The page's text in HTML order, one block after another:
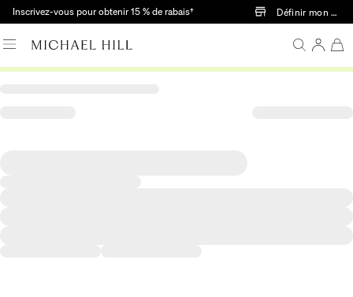
Passer au contenu principal
Inscrivez-vous pour obtenir 15 % de rabais† Définir mon